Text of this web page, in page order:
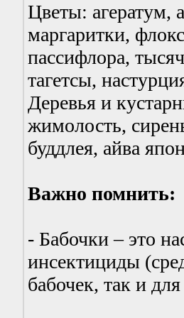
Цветы: агератум,
маргаритки,
пассифлора,
тагетсы,
Деревья и
жимолость,
буддлея, айва
Важно помнить:
- Бабочки – это
инсектициды
бабочек, так и